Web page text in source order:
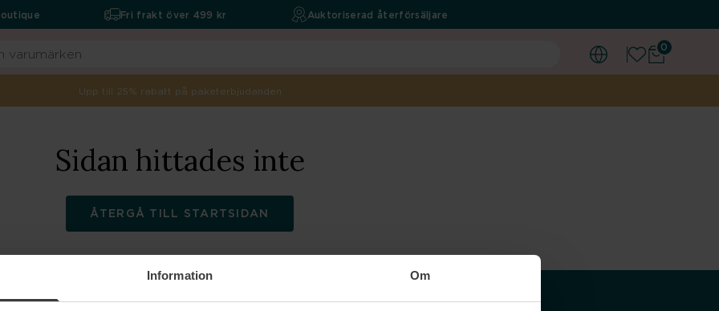
Information Om
0
Fri frakt över 499 kr Auktoriserad återförsäljare
Upp till 25% rabatt på paketerbjudanden
Sidan hittades inte
ÅTERGÅ TILL STARTSIDAN